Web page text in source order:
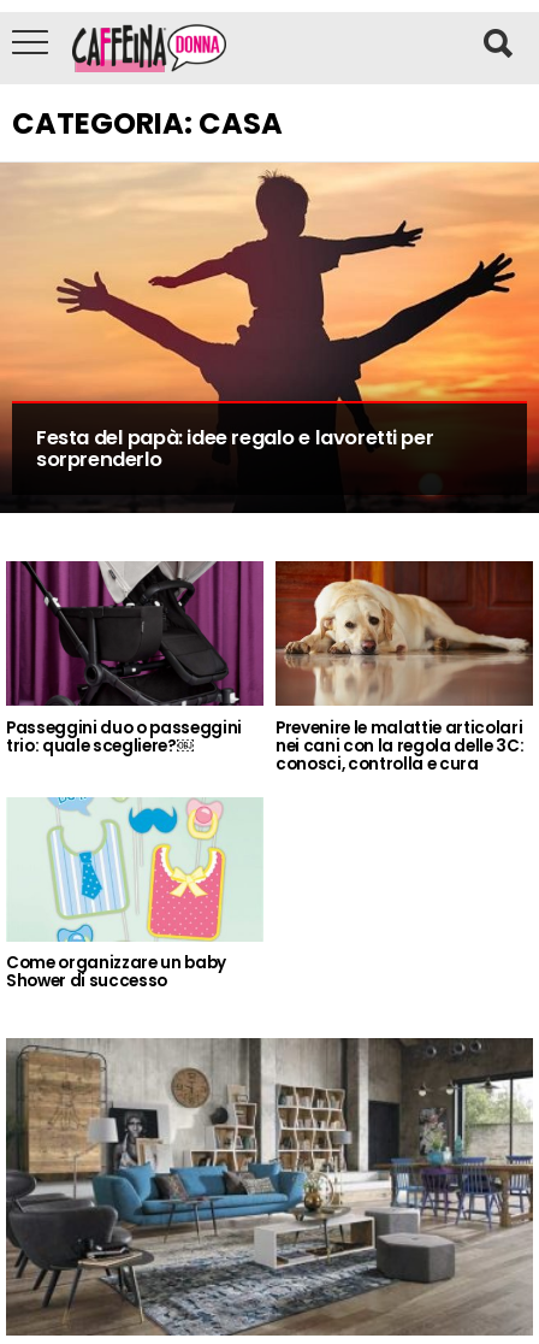
CATEGORIA: CASA
Festa del papà: idee regalo e lavoretti per
sorprenderlo
Passeggini duo o passeggini
trio: quale scegliere?￼
Prevenire le malattie articolari
nei cani con la regola delle 3C:
conosci, controlla e cura
Come organizzare un baby
Shower di successo